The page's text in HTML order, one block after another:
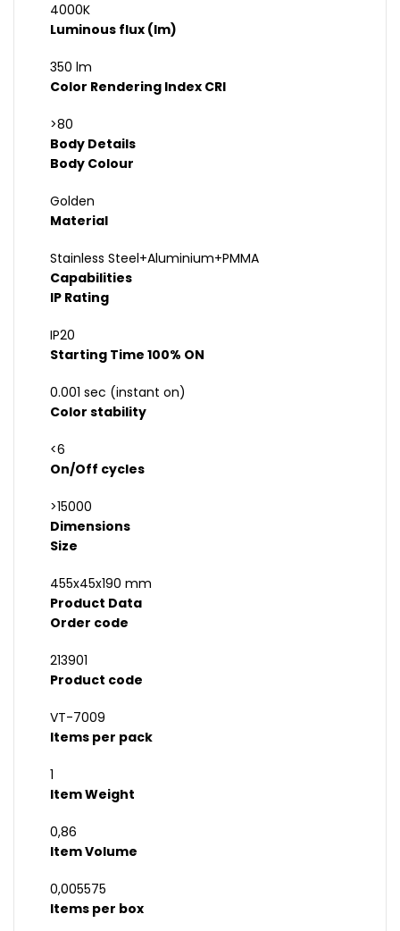
4000K
Luminous flux (lm)
350 lm
Color Rendering Index CRI
>80
Body Details
Body Colour
Golden
Material
Stainless Steel+Aluminium+PMMA
Capabilities
IP Rating
IP20
Starting Time 100% ON
0.001 sec (instant on)
Color stability
<6
On/Off cycles
>15000
Dimensions
Size
455x45x190 mm
Product Data
Order code
213901
Product code
VT-7009
Items per pack
1
Item Weight
0,86
Item Volume
0,005575
Items per box